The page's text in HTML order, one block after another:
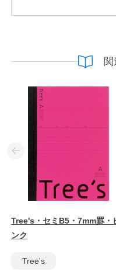
Tree's・セミB5・7mm罫・
ンク
Tree's